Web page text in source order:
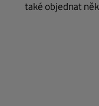
také objednat